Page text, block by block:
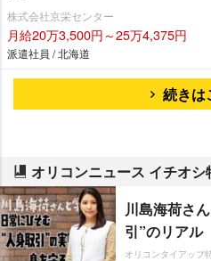
株式会社京栄センター
月給20万3,500円～25万4,375円
派遣社員 / 北海道
続きは
オリコンニュース イチオシ
川島海荷さ
引”のリアル
オリコンタイアップ